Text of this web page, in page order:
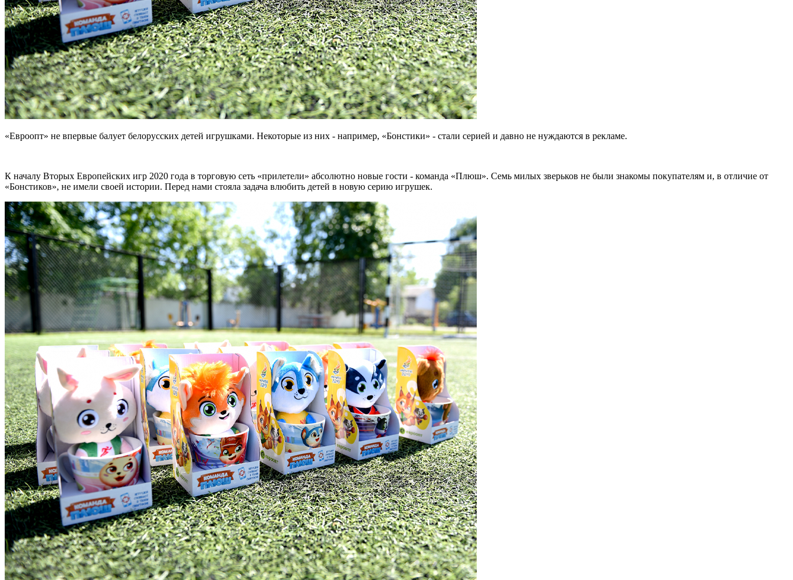
«Евроопт» не впервые балует белорусских детей игрушками. Некоторые из них - например, «Бонстики» - стали серией и давно не нуждаются в рекламе.
К началу Вторых Европейских игр 2020 года в торговую сеть «прилетели» абсолютно новые гости - команда «Плюш». Семь милых зверьков не были знакомы покупателям и, в отличие от
«Бонстиков», не имели своей истории. Перед нами стояла задача влюбить детей в новую серию игрушек.